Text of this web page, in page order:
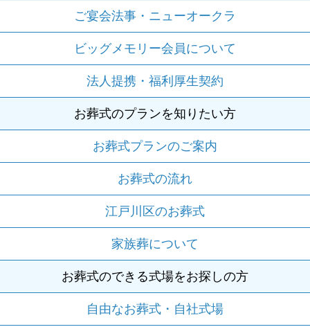
ご宴会法事・ニューオークラ
ビッグメモリー会員について
法人提携・福利厚生契約
お葬式のプランを知りたい方
お葬式プランのご案内
お葬式の流れ
江戸川区のお葬式
家族葬について
お葬式のできる式場をお探しの方
自由なお葬式・自社式場